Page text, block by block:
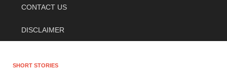
CONTACT US
DISCLAIMER
SHORT STORIES